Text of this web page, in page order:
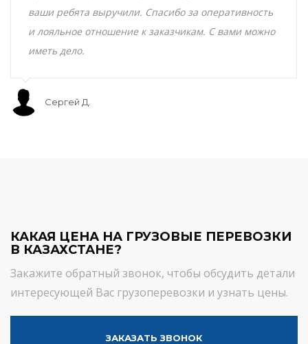
ваши ребята выручили. Спасибо за оперативность
и лояльное отношение к заказчикам. С вами можно
иметь дело.
Сергей Д.
КАКАЯ ЦЕНА НА ГРУЗОВЫЕ ПЕРЕВОЗКИ
В КАЗАХСТАНЕ?
Закажите обратный звонок, чтобы обсудить детали
интересующей Вас грузоперевозки и узнать цены.
ЗАКАЗАТЬ ЗВОНОК